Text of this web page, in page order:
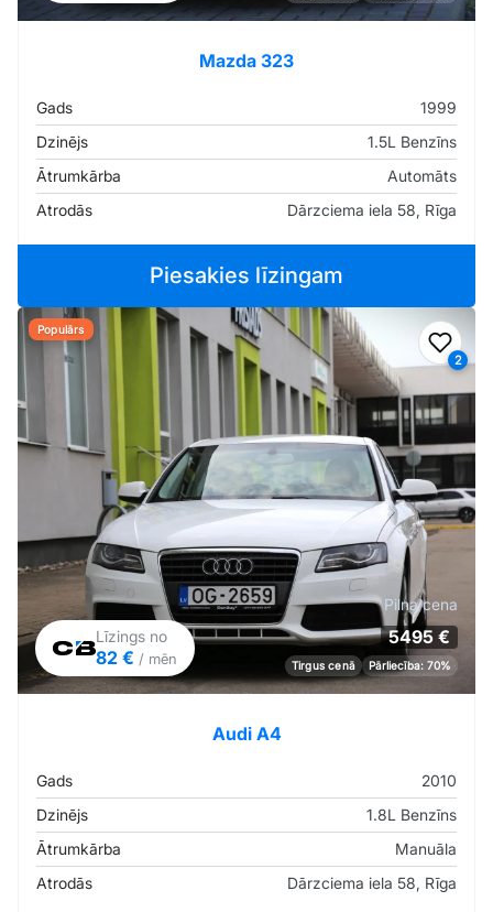
Mazda 323
Gads
1999
Dzinējs
1.5L Benzīns
Ātrumkārba
Automāts
Atrodās
Dārzciema iela 58, Rīga
Piesakies līzingam
2
Populārs
Līzings no
82 € / mēn
Pilna cena
5495 €
Tirgus cenā Pārliecība: 70%
Audi A4
Gads
2010
Dzinējs
1.8L Benzīns
Ātrumkārba
Manuāla
Atrodās
Dārzciema iela 58, Rīga